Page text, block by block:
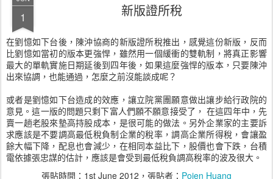
1 新版證所稅
在劉憶如下台後，陳沖協商的新版證所稅推出，感覺這份新版，反而
比劉憶如當初的版本更強悍，雖然用一個緩衝的雙軌制，將真正影響
最大的單軌實施日期延後到四年後，如果這麼強悍的版本，只要陳沖
出來協調，也能通過，怎麼之前沒能談成呢？
或者是劉憶如下台造成的效應，讓立院黨團願意做出讓步給行政院的
意見。這一版的問題只剩下富人們願不願意接受了， 在這四年中，先
賣一趟老股來墊高持股成本，是很可能的做法。另外企業家的主要訴
求應該是不要調高最低稅負制企業的稅率，調高企業所得稅，會讓盈
餘大幅下降，配息也會減少，在相同本益比下，股價也會下跌，台積
電依據張忠謀的估計，應該是會受到最低稅負調高稅率的波及很大。
張貼時間： 1st June 2012 ，張貼者： Pojen Huang